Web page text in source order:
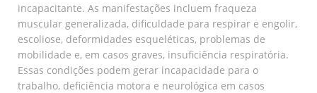
incapacitante. As manifestações incluem fraqueza
muscular generalizada, dificuldade para respirar e engolir,
escoliose, deformidades esqueléticas, problemas de
mobilidade e, em casos graves, insuficiência respiratória.
Essas condições podem gerar incapacidade para o
trabalho, deficiência motora e neurológica em casos